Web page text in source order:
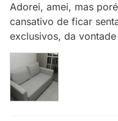
Adorei, amei, mas
cansativo de ficar
exclusivos, da